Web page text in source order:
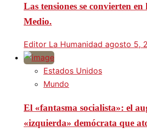
Las tensiones se convierten
Medio.
Editor La Humanidad agosto 5,
Estados Unidos
Mundo
El «fantasma socialista»: el
«izquierda» demócrata que